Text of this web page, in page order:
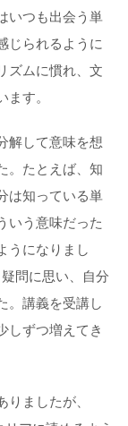
いつも出会う単
じられる よう に
ズムに慣れ、 文
ます。
解して意味を想
。 たとえば
知
は知っている単
いう意味だった
う になりまし
疑問に思い、
自分
。講義を受講し
しずつ増えてき
りましたが